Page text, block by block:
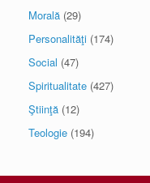
Morală (29)
Personalităţi (174)
Social (47)
Spiritualitate (427)
Ştiinţă (12)
Teologie (194)